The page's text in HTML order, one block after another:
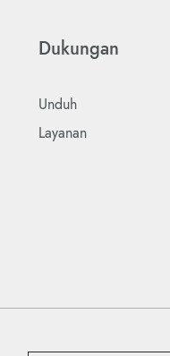
Dukungan
Unduh
Layanan